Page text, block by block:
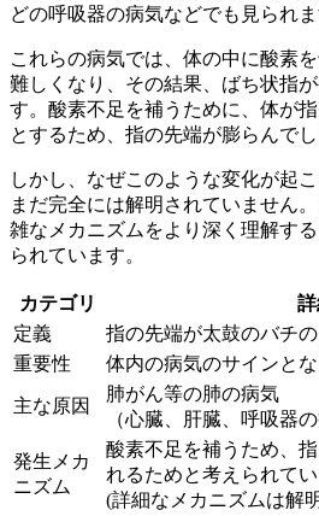
どの呼吸器の病気などでも見られま
これらの病気では、体の中に酸素
難しくなり、その結果、ばち状指
す。酸素不足を補うために、体が
とするため、指の先端が膨らんでし
しかし、なぜこのような変化が起
まだ完全には解明されていません
雑なメカニズムをより深く理解す
られています。
カテゴリ
詳
定義
指の先端が太鼓のバチ
重要性
体内の病気のサインと
主な原因
肺がん等の肺の病気
（心臓、肝臓、呼吸器
発生メカ
ニズム
酸素不足を補うため、
れるためと考えられてい
(詳細なメカニズムは解